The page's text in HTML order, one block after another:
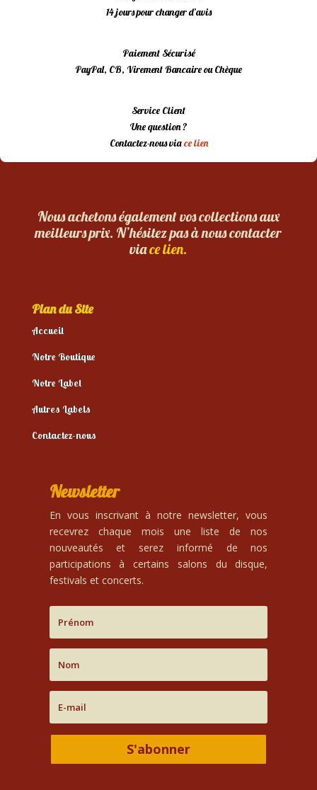
14 jours pour changer d’avis
Paiement Sécurisé
PayPal, CB, Virement Bancaire ou Chèque
Service Client
Une question ?
Contactez-nous viace lien
Nous achetons également vos collections aux
meilleurs prix. N’hésitez pas à nous contacter
viace lien.
Plan du Site
Accueil
Notre Boutique
Notre Label
Autres Labels
Contactez-nous
Newsletter
En vous inscrivant à notre newsletter, vous
recevrez chaque mois une liste de nos
nouveautés et serez informé de nos
participations à certains salons du disque,
festivals et concerts.
S'abonner